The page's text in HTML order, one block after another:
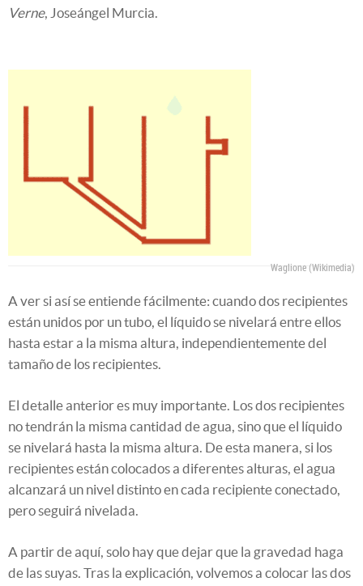
Verne, Joseángel Murcia.
Waglione (Wikimedia)
A ver si así se entiende fácilmente: cuando dos recipientes
están unidos por un tubo, el líquido se nivelará entre ellos
hasta estar a la misma altura, independientemente del
tamaño de los recipientes.
El detalle anterior es muy importante. Los dos recipientes
no tendrán la misma cantidad de agua, sino que el líquido
se nivelará hasta la misma altura. De esta manera, si los
recipientes están colocados a diferentes alturas, el agua
alcanzará un nivel distinto en cada recipiente conectado,
pero seguirá nivelada.
A partir de aquí, solo hay que dejar que la gravedad haga
de las suyas. Tras la explicación, volvemos a colocar las dos